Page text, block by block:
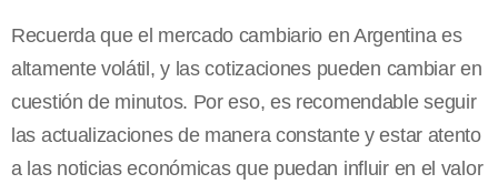
Recuerda que el mercado cambiario en Argentina es
altamente volátil, y las cotizaciones pueden cambiar en
cuestión de minutos. Por eso, es recomendable seguir
las actualizaciones de manera constante y estar atento
a las noticias económicas que puedan influir en el valor